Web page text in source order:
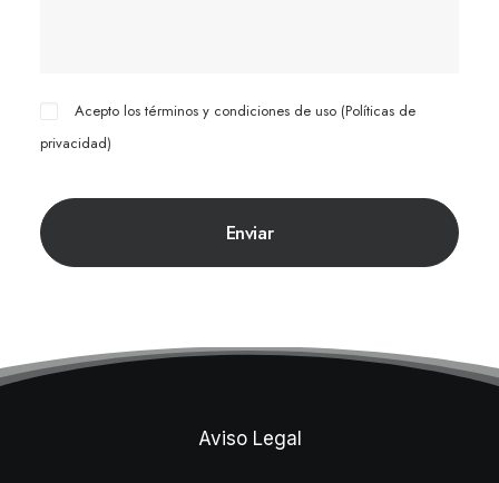
Acepto los términos y condiciones de uso (Políticas de
privacidad)
Aviso Legal